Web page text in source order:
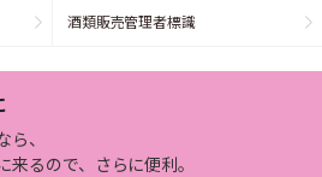
酒類販売管理者標識
ら、
来るので、さらに便利。